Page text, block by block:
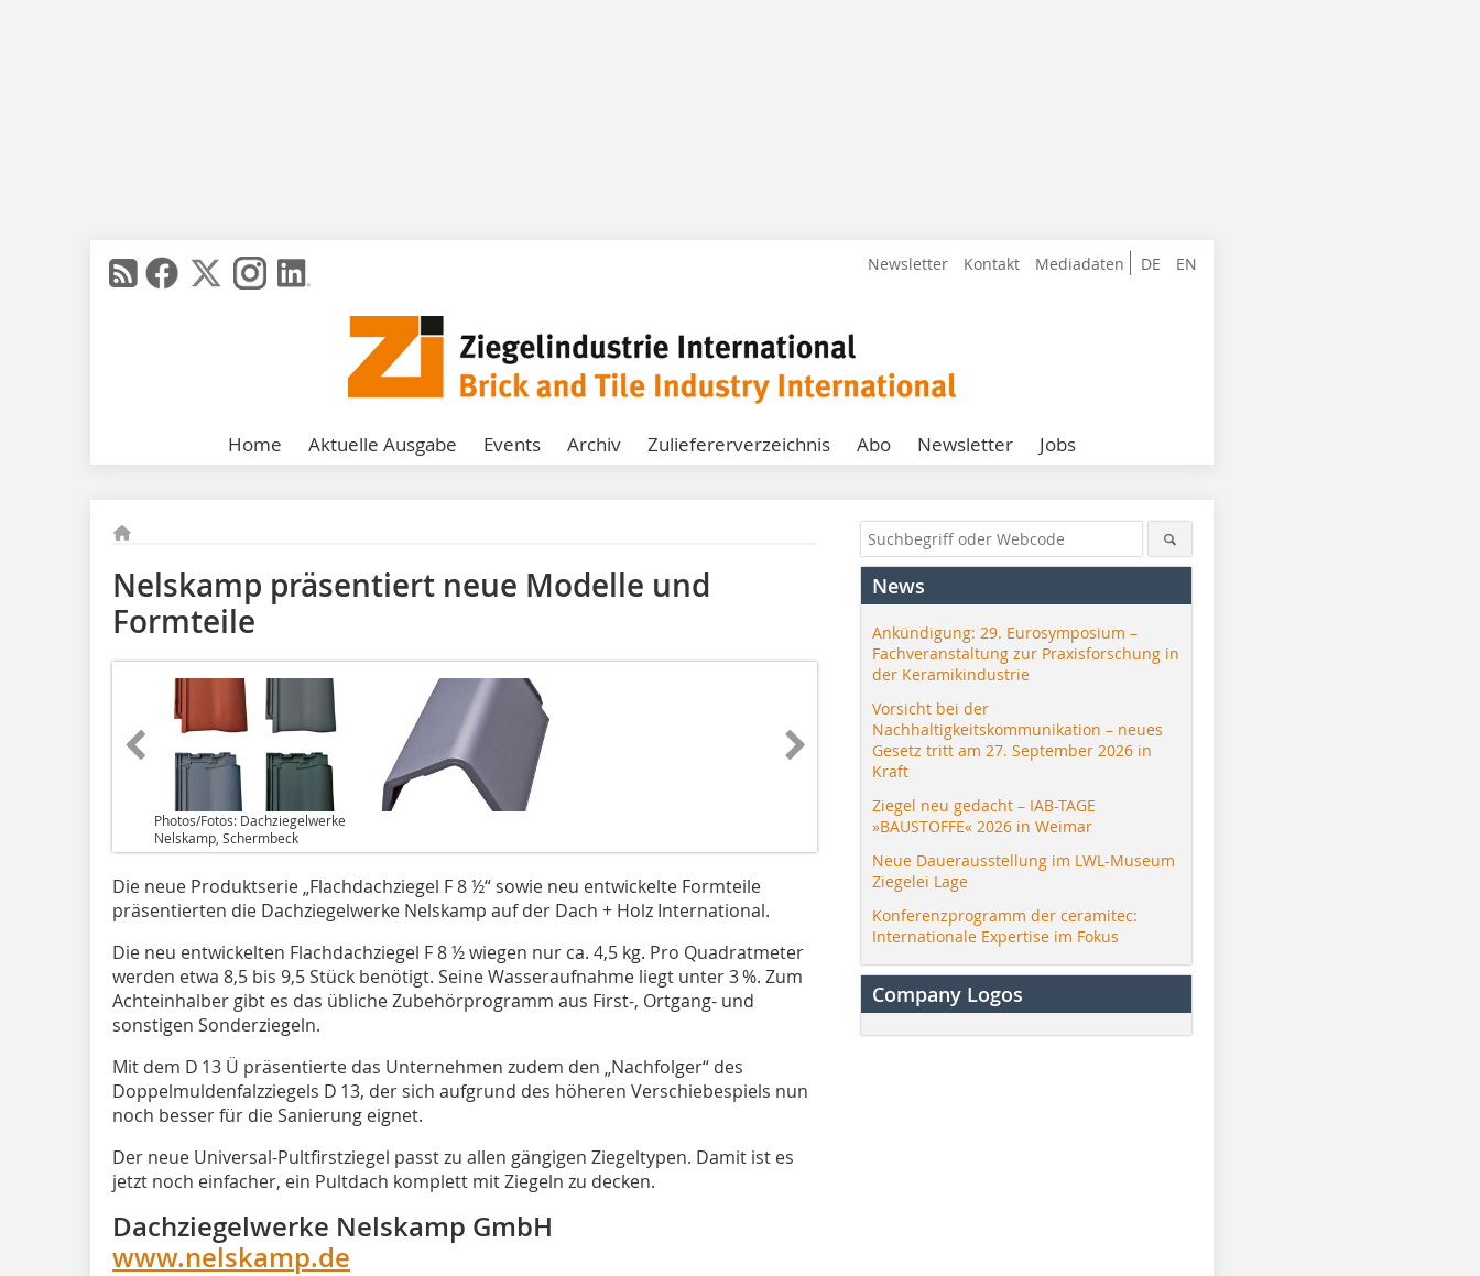
DE EN
Newsletter Kontakt Mediadaten
Home Aktuelle Ausgabe Events Archiv Zuliefererverzeichnis Abo Newsletter Jobs
Nelskamp präsentiert neue Modelle und
Formteile
Photos/Fotos: Dachziegelwerke
Nelskamp, Schermbeck
Die neue Produktserie „Flachdachziegel F 8 ½“ sowie neu entwickelte Formteile
präsentierten die Dachziegelwerke Nelskamp auf der Dach + Holz International.
Die neu entwickelten Flachdachziegel F 8 ½ wiegen nur ca. 4,5 kg. Pro Quadratmeter
werden etwa 8,5 bis 9,5 Stück benötigt. Seine Wasseraufnahme liegt unter 3 %. Zum
Achteinhalber gibt es das übliche Zubehörprogramm aus First-, Ortgang- und
sonstigen Sonderziegeln.
Mit dem D 13 Ü präsentierte das Unternehmen zudem den „Nachfolger“ des
Doppelmuldenfalzziegels D 13, der sich aufgrund des höheren Verschiebespiels nun
noch besser für die Sanierung eignet.
Der neue Universal-Pultfirstziegel passt zu allen gängigen Ziegeltypen. Damit ist es
jetzt noch einfacher, ein Pultdach komplett mit Ziegeln zu decken.
Dachziegelwerke Nelskamp GmbH
www.nelskamp.de
News
Ankündigung: 29. Eurosymposium –
Fachveranstaltung zur Praxisforschung in
der Keramikindustrie
Vorsicht bei der
Nachhaltigkeitskommunikation – neues
Gesetz tritt am 27. September 2026 in
Kraft
Ziegel neu gedacht – IAB-TAGE
»BAUSTOFFE« 2026 in Weimar
Neue Dauerausstellung im LWL-Museum
Ziegelei Lage
Konferenzprogramm der ceramitec:
Internationale Expertise im Fokus
Company Logos